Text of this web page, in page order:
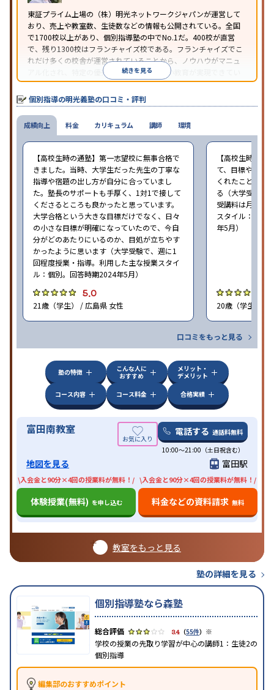
※2023年3月調査。小学校高学年の個別指導塾アンケート調査方法を参
東証プライム上場の（株）明光ネットワークジャパンが運営して
おり、売上や教室数、生徒数などの情報も公開されている。全国
で1700校以上があり、個別指導塾の中でNo.1だ。400校が直営
で、残り1300校はフランチャイズ校である。フランチャイズでこ
れだけ多くの校舎が運営されていることから、ノウハウがマニュ
アル化され、特定の優秀な人材に依存しない教育が実現できてい
ることが推測される。
続きを見る
個別指導の明光義塾の口コミ・評判
成績向上
【高校生時の通塾】第一志望校に無事合格で
きました。当時、大学生だった先生の丁寧な
指導や宿題の出し方が自分に合っていまし
た。塾長のサポートも手厚く、1対1で接して
くださるところも良かったと思っています。
大学合格という大きな目標だけでなく、日々
の小さな目標が明確になっていたので、今自
分がどのあたりにいるのか、目処が立ちやす
かったように思います（大学受験で、週に1
回程度授業・指導。利用した主な授業スタイ
ル：個別。回答時期2024年5月）
5.0
21歳（学生） / 広島県 女性
【高校生時の通
て、目標や勉強
くれたことが、
る（大学受験で
受講料は月
スタイル：個別
年5月）
20歳（学生） /
口コミをもっと見る
料金 カリキュラム 講師 環境
塾の特徴
こんな人に
おすすめ
メリット・
デメリット
コース内容
コース料金 合格実績
富田南教室 電話する 通話料無料
10:00〜21:00（土日祝含む）
地図を見る 富田駅
\入会金と90分×4回の授業料が無料！/
体験授業(無料) を申し込む
\入会金と90分×4回の授業料が無料！/
料金などの資料請求 無料
教室をもっと見る
塾の詳細を見る
個別指導塾なら森塾
3.4 （55件） ※
学校の授業の先取り学習が中心の講師1：生徒2の
個別指導
編集部のおすすめポイント